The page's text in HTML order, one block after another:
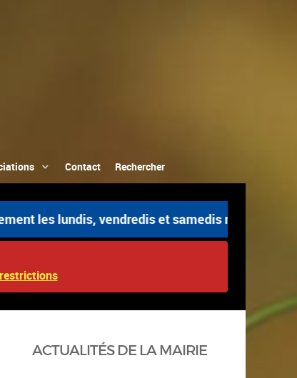
Contact Rechercher
les lundis, vendredis et samedis matin. | 🏛️ Du
ACTUALITÉS DE LA MAIRIE